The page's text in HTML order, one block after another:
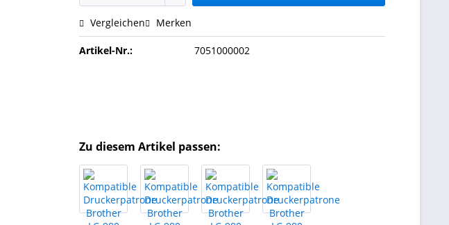
Vergleichen Merken
Artikel-Nr.: 7051000002
Zu diesem Artikel passen: